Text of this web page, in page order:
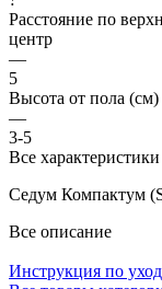
Расстояние по
центр
—
5
Высота от пола (см)
—
3-5
Все характеристики
Седум Компактум
Все описание
Инструкция по